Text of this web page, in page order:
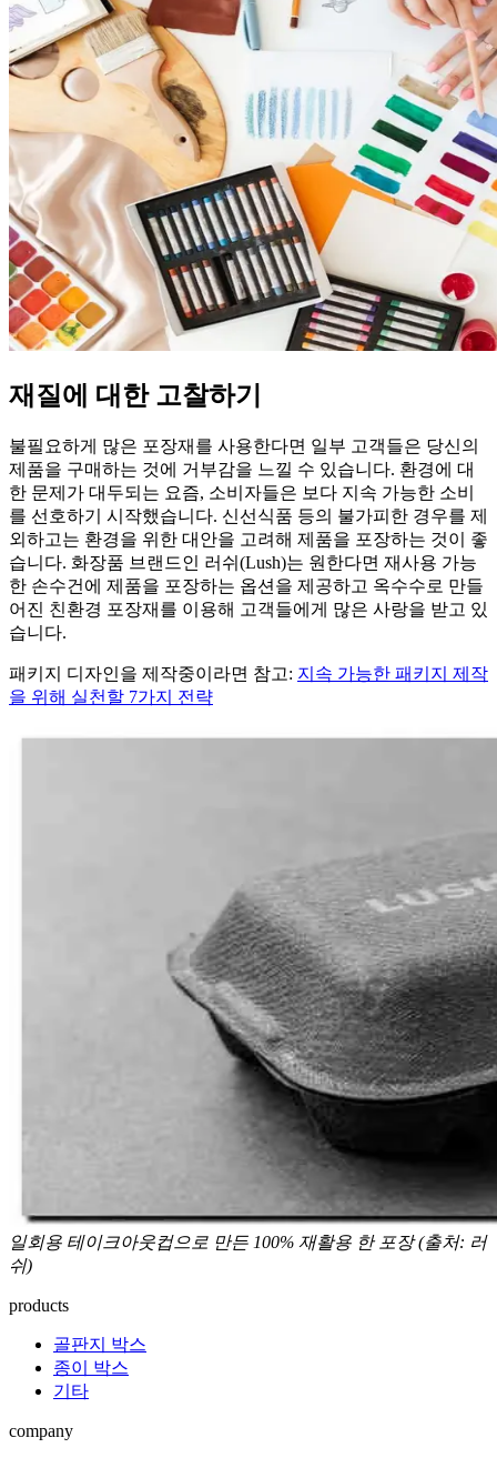
재질에 대한 고찰하기
불필요하게 많은 포장재를 사용한다면 일부 고객들은 당신의
제품을 구매하는 것에 거부감을 느낄 수 있습니다. 환경에 대
한 문제가 대두되는 요즘, 소비자들은 보다 지속 가능한 소비
를 선호하기 시작했습니다. 신선식품 등의 불가피한 경우를 제
외하고는 환경을 위한 대안을 고려해 제품을 포장하는 것이 좋
습니다. 화장품 브랜드인 러쉬(Lush)는 원한다면 재사용 가능
한 손수건에 제품을 포장하는 옵션을 제공하고 옥수수로 만들
어진 친환경 포장재를 이용해 고객들에게 많은 사랑을 받고 있
습니다.
패키지 디자인을 제작중이라면 참고: 지속 가능한 패키지 제작
을 위해 실천할 7가지 전략
일회용 테이크아웃컵으로 만든 100% 재활용 한 포장 (출처: 러
쉬)
products
골판지 박스
종이 박스
기타
company